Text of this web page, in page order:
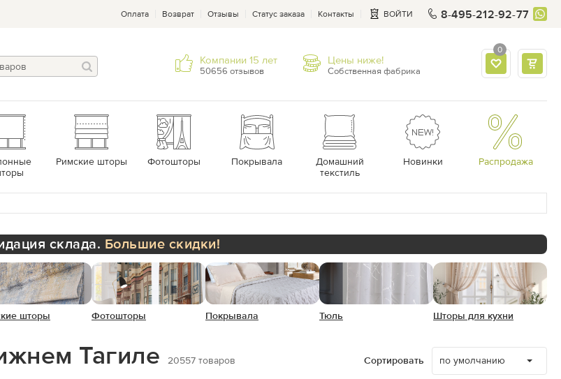
Оплата Возврат Отзывы Статус заказа Контакты ВОЙТИ 8-495-212-92-77
Компании 15 лет
50656 отзывов
Цены ниже!
Собственная фабрика
0
Римские шторы Фотошторы Покрывала
Домашний
текстиль
Новинки Распродажа
склада. Большие скидки!
шторы Фотошторы Покрывала Тюль Шторы для кухни
Тагиле 20557товаров Сортировать по умолчанию